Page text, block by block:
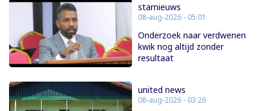
starnieuws
08-aug-2026 - 05:01
Onderzoek naar verdwenen
kwik nog altijd zonder
resultaat
united news
08-aug-2026 - 03:26